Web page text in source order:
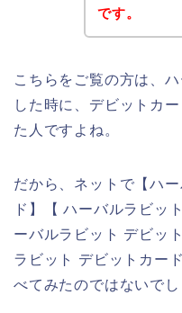
です。
こちらをご覧の方は、
した時に、デビットカ
た人ですよね。
だから、ネットで【ハ
ド】【 ハーバルラビッ
ーバルラビット デビッ
ラビット デビットカー
べてみたのではないでし